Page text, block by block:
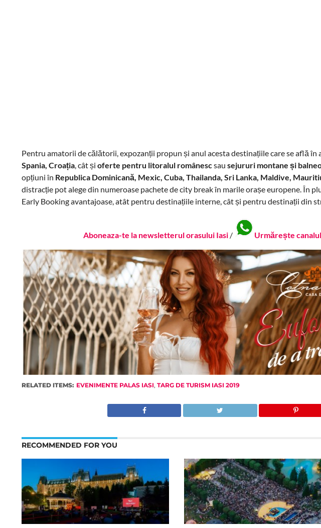
Pentru amatorii de călătorii, expozanții propun și anul acesta destinațiile care se află în
Spania, Croația, cât și oferte pentru litoralul românescsau sejururi montane și
opțiuni în Republica Dominicană, Mexic, Cuba, Thailanda, Sri Lanka, Maldive,
distracție pot alege din numeroase pachete de city break în marile orașe europene. În
Early Booking avantajoase, atât pentru destinațiile interne, cât și pentru destinații din
Aboneaza-te la newsletterul orasului Iasi / Urmărește
RELATED ITEMS: EVENIMENTE PALAS IASI, TARG DE TURISM IASI 2019
RECOMMENDED FOR YOU